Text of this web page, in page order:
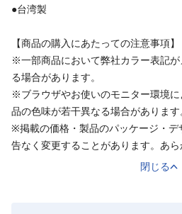
●台湾製
【商品の購入にあたっての注意事項】
※一部商品において弊社カラー表記
る場合があります。
※ブラウザやお使いのモニター環境
品の色味が若干異なる場合があります
※掲載の価格・製品のパッケージ・
告なく変更することがあります。あら
閉じる